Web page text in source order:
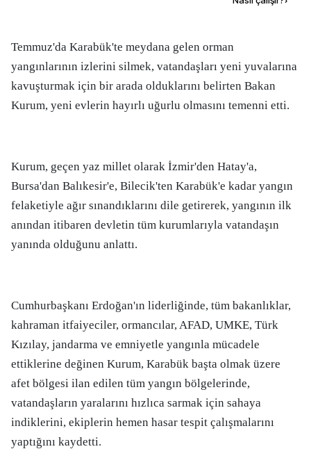
Temmuz'da Karabük'te meydana gelen orman
yangınlarının izlerini silmek, vatandaşları yeni yuvalarına
kavuşturmak için bir arada olduklarını belirten Bakan
Kurum, yeni evlerin hayırlı uğurlu olmasını temenni etti.
Kurum, geçen yaz millet olarak İzmir'den Hatay'a,
Bursa'dan Balıkesir'e, Bilecik'ten Karabük'e kadar yangın
felaketiyle ağır sınandıklarını dile getirerek, yangının ilk
anından itibaren devletin tüm kurumlarıyla vatandaşın
yanında olduğunu anlattı.
Cumhurbaşkanı Erdoğan'ın liderliğinde, tüm bakanlıklar,
kahraman itfaiyeciler, ormancılar, AFAD, UMKE, Türk
Kızılay, jandarma ve emniyetle yangınla mücadele
ettiklerine değinen Kurum, Karabük başta olmak üzere
afet bölgesi ilan edilen tüm yangın bölgelerinde,
vatandaşların yaralarını hızlıca sarmak için sahaya
indiklerini, ekiplerin hemen hasar tespit çalışmalarını
yaptığını kaydetti.